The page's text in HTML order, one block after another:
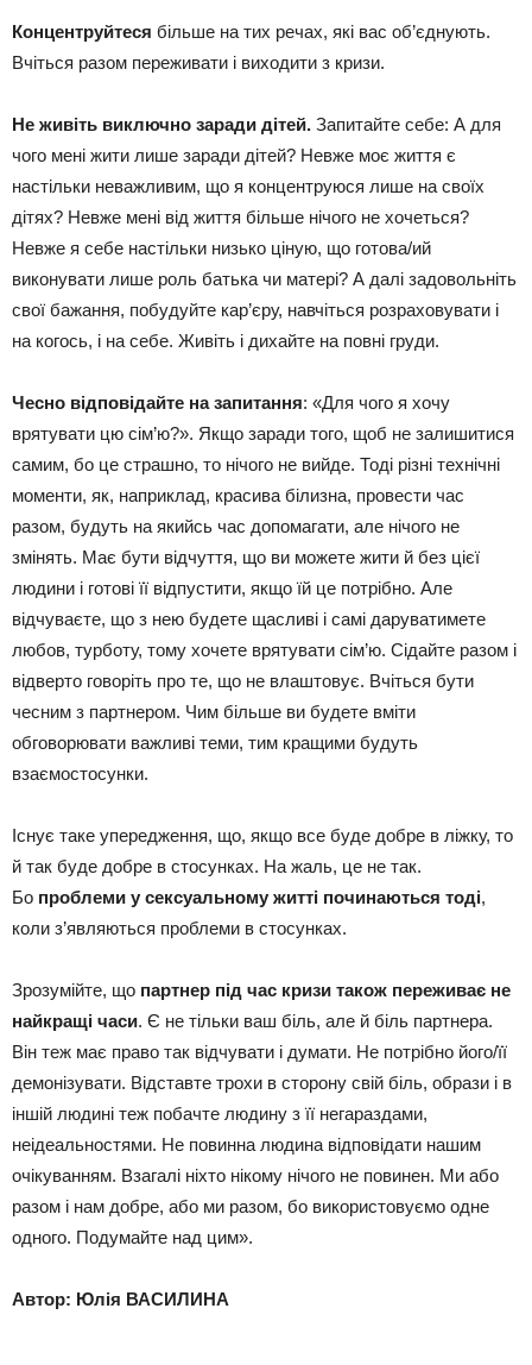
Концентруйтеся більше на тих речах, які вас об’єднують.
Вчіться разом переживати і виходити з кризи.
Не живіть виключно заради дітей. Запитайте себе: А для
чого мені жити лише заради дітей? Невже моє життя є
настільки неважливим, що я концентруюся лише на своїх
дітях? Невже мені від життя більше нічого не хочеться?
Невже я себе настільки низько ціную, що готова/ий
виконувати лише роль батька чи матері? А далі задовольніть
свої бажання, побудуйте кар’єру, навчіться розраховувати і
на когось, і на себе. Живіть і дихайте на повні груди.
Чесно відповідайте на запитання: «Для чого я хочу
врятувати цю сім’ю?». Якщо заради того, щоб не залишитися
самим, бо це страшно, то нічого не вийде. Тоді різні технічні
моменти, як, наприклад, красива білизна, провести час
разом, будуть на якийсь час допомагати, але нічого не
змінять. Має бути відчуття, що ви можете жити й без цієї
людини і готові її відпустити, якщо їй це потрібно. Але
відчуваєте, що з нею будете щасливі і самі даруватимете
любов, турботу, тому хочете врятувати сім’ю. Сідайте разом і
відверто говоріть про те, що не влаштовує. Вчіться бути
чесним з партнером. Чим більше ви будете вміти
обговорювати важливі теми, тим кращими будуть
взаємостосунки.
Існує таке упередження, що, якщо все буде добре в ліжку, то
й так буде добре в стосунках. На жаль, це не так.
Бо проблеми у сексуальному житті починаються тоді,
коли з’являються проблеми в стосунках.
Зрозумійте, що партнер під час кризи також переживає не
найкращі часи. Є не тільки ваш біль, але й біль партнера.
Він теж має право так відчувати і думати. Не потрібно його/її
демонізувати. Відставте трохи в сторону свій біль, образи і в
іншій людині теж побачте людину з її негараздами,
неідеальностями. Не повинна людина відповідати нашим
очікуванням. Взагалі ніхто нікому нічого не повинен. Ми або
разом і нам добре, або ми разом, бо використовуємо одне
одного. Подумайте над цим».
Автор: Юлія ВАСИЛИНА